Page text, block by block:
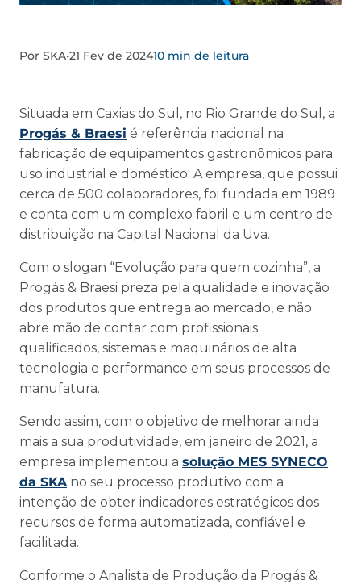
Por SKA•21 Fev de 202410 min de leitura
Situada em Caxias do Sul, no Rio Grande do Sul, a
Progás & Braesi é referência nacional na
fabricação de equipamentos gastronômicos para
uso industrial e doméstico. A empresa, que possui
cerca de 500 colaboradores, foi fundada em 1989
e conta com um complexo fabril e um centro de
distribuição na Capital Nacional da Uva.
Com o slogan “Evolução para quem cozinha”, a
Progás & Braesi preza pela qualidade e inovação
dos produtos que entrega ao mercado, e não
abre mão de contar com profissionais
qualificados, sistemas e maquinários de alta
tecnologia e performance em seus processos de
manufatura.
Sendo assim, com o objetivo de melhorar ainda
mais a sua produtividade, em janeiro de 2021, a
empresa implementou a solução MES SYNECO
da SKAno seu processo produtivo com a
intenção de obter indicadores estratégicos dos
recursos de forma automatizada, confiável e
facilitada.
Conforme o Analista de Produção da Progás &